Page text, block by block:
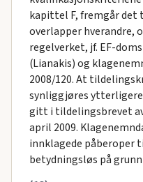
kapittel F, fremgår det
overlapper hverandre,
regelverket, jf. EF-
(Lianakis) og
2008/120. At
synliggjøres
gitt i tildelingsbrevet av
april 2009.
innklagede
betydningsløs på grunn